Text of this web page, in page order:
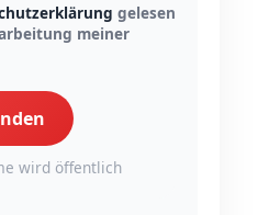
gelesen
meiner
wird öffentlich